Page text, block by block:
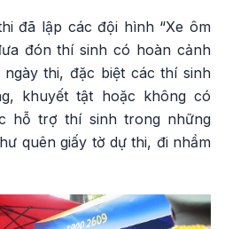
đã lập các đội hình “Xe ôm
đón thí sinh có hoàn cảnh
thi, đặc biệt các thí sinh
khuyết tật hoặc không có
hỗ trợ thí sinh trong những
quên giấy tờ dự thi, đi nhầm